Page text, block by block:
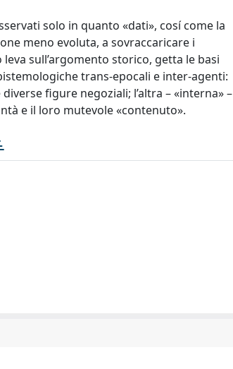
solo in quanto «dati», cosí come la
meno evoluta, a sovraccaricare i
sull’argomento storico, getta le basi
trans-epocali e inter-agenti:
figure negoziali; l’altra – «interna» –
e il loro mutevole «contenuto».